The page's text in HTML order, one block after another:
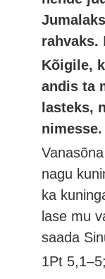
rahvaks.
Kõigile,
andis ta
lasteks,
nagu
ka
lase mu
saada
1Pt